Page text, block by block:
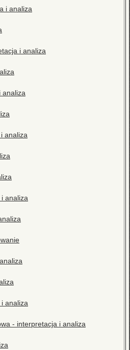
i analiza
i analiza
analiza
analiza
analiza
analiza
- interpretacja i analiza